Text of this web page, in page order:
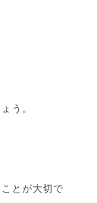
う。
とが大切で